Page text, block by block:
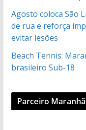
Agosto coloca São
de rua e reforça
evitar lesões
Beach Tennis:
brasileiro Sub-18
Parceiro